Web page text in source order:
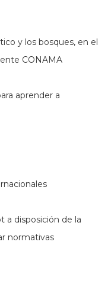
y los bosques, en el
CONAMA
aprender a
a disposición de la
normativas